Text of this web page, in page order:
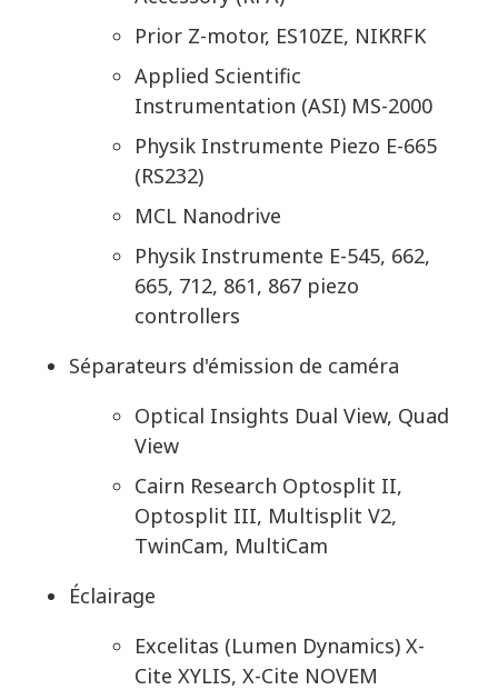
Prior Z-motor, ES10ZE, NIKRFK
Applied Scientific
Instrumentation (ASI) MS-2000
Physik Instrumente Piezo E-665
(RS232)
MCL Nanodrive
Physik Instrumente E-545, 662,
665, 712, 861, 867 piezo
controllers
Séparateurs d'émission de caméra
Optical Insights Dual View, Quad
View
Cairn Research Optosplit II,
Optosplit III, Multisplit V2,
TwinCam, MultiCam
Éclairage
Excelitas (Lumen Dynamics) X-
Cite XYLIS, X-Cite NOVEM